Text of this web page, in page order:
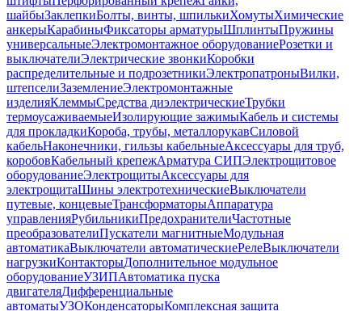
шайбыЗаклепкиБолты, винты, шпилькиХомутыХимические
анкерыКарабиныФиксаторы арматурыШплинтыПружины
универсальныеЭлектромонтажное оборудованиеРозетки и
выключателиЭлектрические звонкиКоробки
распределительные и подрозетникиЭлектропатроныВилки,
штепселиЗаземлениеЭлектромонтажные
изделияКлеммыСредства диэлектрическиеТрубки
термоусаживаемыеИзолирующие зажимыКабель и системы
для прокладкиКороба, трубы, металлорукавСиловой
кабельНаконечники, гильзы кабельныеАксессуары для труб,
коробовКабельный крепежАрматура СИПЭлектрощитовое
оборудованиеЭлектрощитыАксессуары для
электрощитаШины электротехническиеВыключатели
путевые, концевыеТрансформаторыАппаратура
управленияРубильникиПредохранителиЧастотные
преобразователиПускатели магнитныеМодульная
автоматикаВыключатели автоматическиеРелеВыключатели
нагрузкиКонтакторыДополнительное модульное
оборудованиеУЗИПАвтоматика пуска
двигателяДифференциальные
автоматыУЗОКонденсаторыКомплексная защита